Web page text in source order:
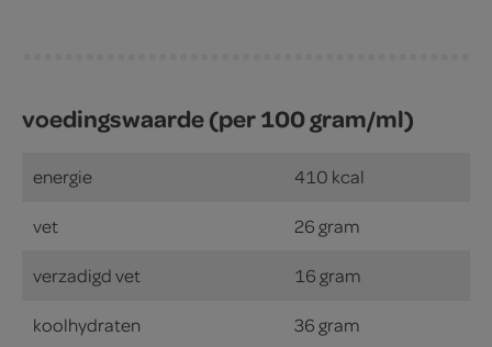
voedingswaarde (per 100 gram/ml)
energie 410 kcal
vet 26 gram
verzadigd vet 16 gram
koolhydraten 36 gram